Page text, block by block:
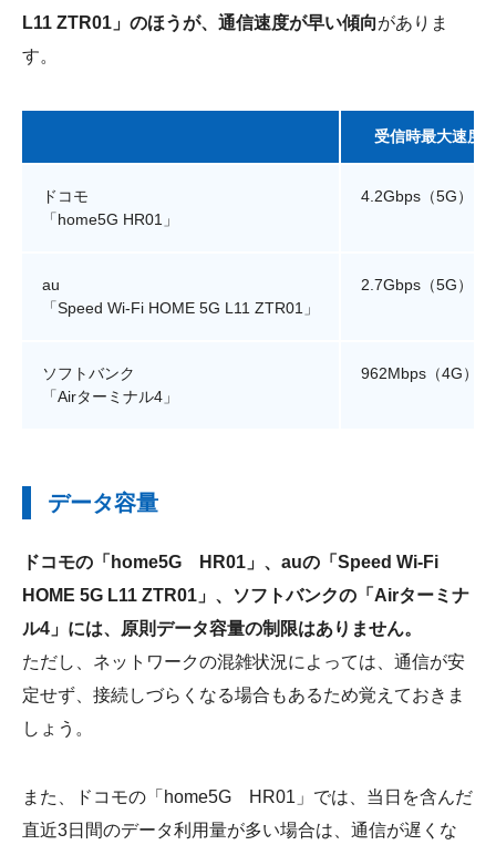
L11 ZTR01」のほうが、通信速度が早い傾向がありま
す。
受信時最大速度
ドコモ
「home5G HR01」
4.2Gbps（5G）
au
「Speed Wi-Fi HOME 5G L11 ZTR01」
2.7Gbps（5G）
ソフトバンク
「Airターミナル4」
962Mbps（4G）
データ容量
ドコモの「home5G HR01」、auの「Speed Wi-Fi
HOME 5G L11 ZTR01」、ソフトバンクの「Airターミナ
ル4」には、原則データ容量の制限はありません。
ただし、ネットワークの混雑状況によっては、通信が安
定せず、接続しづらくなる場合もあるため覚えておきま
しょう。
また、ドコモの「home5G HR01」では、当日を含んだ
直近3日間のデータ利用量が多い場合は、通信が遅くな